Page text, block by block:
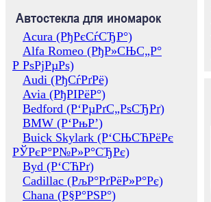
Автостекла для иномарок
Acura (РђРєСѓСЂР°)
Alfa Romeo (РђР»СЊС„Р°
Р РѕРјРµРѕ)
Audi (РђСѓРґРё)
Avia (РђРІРёР°)
Bedford (Р‘РµРґС„РѕСЂРґ)
BMW (Р‘РњР’)
Buick Skylark (Р‘СЊСЋРёРє
РЎРєР°Р№Р»Р°СЂРє)
Byd (Р‘СЋРґ)
Cadillac (РљР°РґРёР»Р°Рє)
Chana (Р§Р°РЅР°)